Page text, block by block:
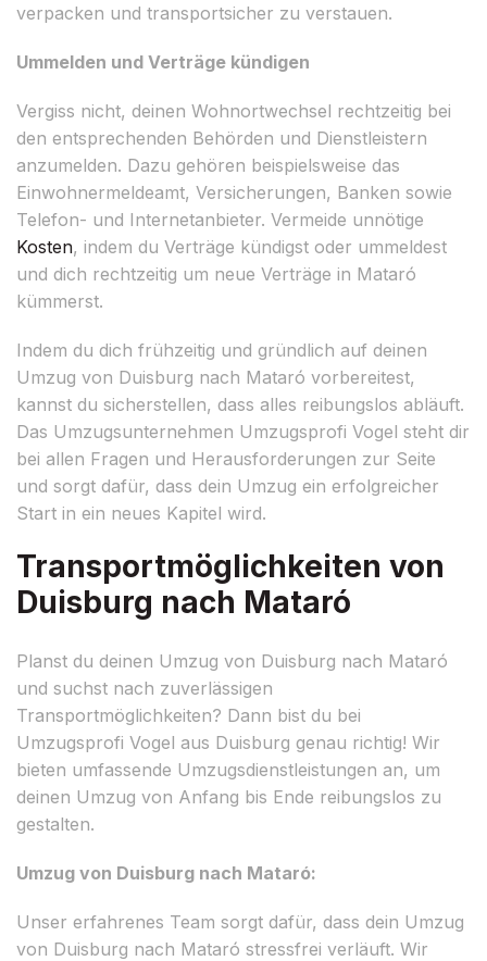
verpacken und transportsicher zu verstauen.
Ummelden und Verträge kündigen
Vergiss nicht, deinen Wohnortwechsel rechtzeitig bei
den entsprechenden Behörden und Dienstleistern
anzumelden. Dazu gehören beispielsweise das
Einwohnermeldeamt, Versicherungen, Banken sowie
Telefon- und Internetanbieter. Vermeide unnötige
Kosten, indem du Verträge kündigst oder ummeldest
und dich rechtzeitig um neue Verträge in Mataró
kümmerst.
Indem du dich frühzeitig und gründlich auf deinen
Umzug von Duisburg nach Mataró vorbereitest,
kannst du sicherstellen, dass alles reibungslos abläuft.
Das Umzugsunternehmen Umzugsprofi Vogel steht dir
bei allen Fragen und Herausforderungen zur Seite
und sorgt dafür, dass dein Umzug ein erfolgreicher
Start in ein neues Kapitel wird.
Transportmöglichkeiten von
Duisburg nach Mataró
Planst du deinen Umzug von Duisburg nach Mataró
und suchst nach zuverlässigen
Transportmöglichkeiten? Dann bist du bei
Umzugsprofi Vogel aus Duisburg genau richtig! Wir
bieten umfassende Umzugsdienstleistungen an, um
deinen Umzug von Anfang bis Ende reibungslos zu
gestalten.
Umzug von Duisburg nach Mataró:
Unser erfahrenes Team sorgt dafür, dass dein Umzug
von Duisburg nach Mataró stressfrei verläuft. Wir